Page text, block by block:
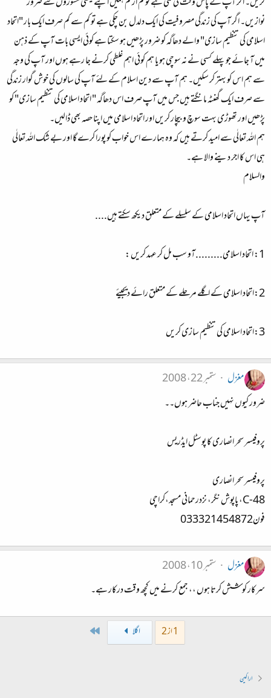
نوازیں۔ اگر آپ کی زندگی مصروفیت کی ایک دلدل بن چکی ہے تو کم سے کم صرف ایک بار "اتحاد
اسلامی کی تنظیم سازی" والے دھاگہ کو ضرور پڑھیں ہو سکتا ہے کوئی ایسی بات آپ کے ذہن
میں آ جائے جو پہلے کسی نے نہ سوچی ہو یا ہم کوئی اہم غلطی کرنے جا رہے ہوں اور آپ کی وجہ
سے ہم اس کو بہتر کر سکیں۔ ہم آپ سے دین اسلام کے لئے آپ کی سالوں کی خوش گوار زندگی
سے صرف ایک گھنٹہ مانگتے ہیں جس میں آپ صرف اس دھاگہ " اتحاد اسلامی کی تنظیم سازی" کو
پڑھیں اور تھوڑی بہت سوچ و بیچار کریں اور اتحاد اسلامی میں اپنا حصہ بھی ڈالیں۔
ہم اللہ تعالٰی سے امید کرتے ہیں کہ وہ ہمارے اس خواب کو پورا کرے گا اور بے شک اللہ تعالٰی
ہی اس کا اجر دینے والا ہے۔
والسلام
آپ یہاں اتحاد اسلامی کے سلسلے کے متعلق دیکھ سکتے ہیں....
1: اتحاد اسلامی.........آو سب مل کر عہد کریں :
2:اتحاد اسلامی کے اگلے مرحلے کے متعلق رائے دیجیئے
3:اتحاد اسلامی کی تنظیم سازی کریں
مغزل
ستمبر 22، 2008
ضرور کیوں نہیں جناب حاضر ہوں۔۔
پروفیسر سحر انصاری کا پوسٹل ایڈریس
پروفیسر سحر انصاری
C-48، پاپوش نگر، نزدرحمانی مسجد،کراچی
فون033321454872
مغزل
ستمبر 10، 2008
سرکار کوشش کرتا ہوں ،، جمع کرنے میں کچھ وقت درکار ہے۔
1 از 2 اگلا
اراکین